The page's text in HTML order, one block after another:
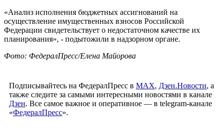
«Анализ исполнения бюджетных ассигнований на
осуществление имущественных взносов Российской
Федерации свидетельствует о недостаточном качестве их
планирования», - подытожили в надзорном органе.
Фото: ФедералПресс/Елена Майорова
Подписывайтесь на ФедералПресс в МАХ, Дзен.Новости, а
также следите за самыми интересными новостями в канале
Дзен. Все самое важное и оперативное — в telegram-канале
«ФедералПресс».